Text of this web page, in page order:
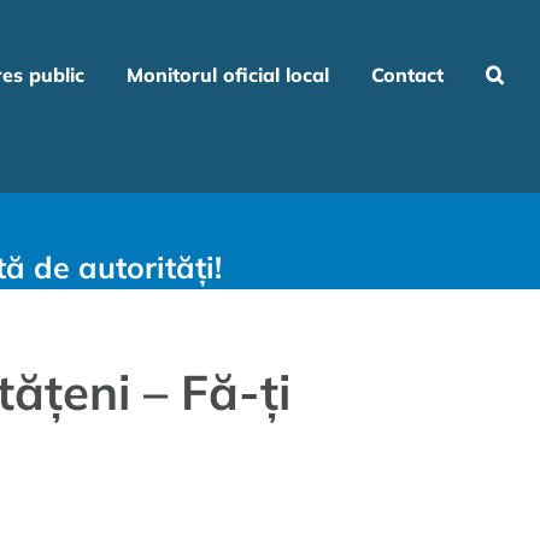
public Monitorul oficial local Contact
de autorități!
– Fă-ți